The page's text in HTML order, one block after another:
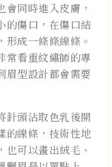
同時進入皮膚，
的傷口，在傷口結
成一條條線條。
常看重紋繡師的專
眉型設計都會需要
針頭沾取色乳後開
的線條，技術性地
可以畫出絨毛、